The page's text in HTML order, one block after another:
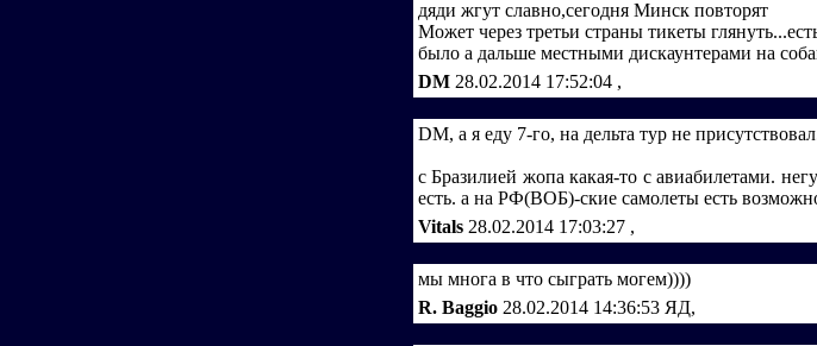
дяди жгут славно,сегодня Минск повторят
Может через третьи страны тикеты
было а дальше местными дискаунтерами на
DM 28.02.2014 17:52:04 ,
DM, а я еду 7-го, на дельта тур не
с Бразилией жопа какая-то с авиабилетами.
есть. а на РФ(ВОБ)-ские самолеты есть
Vitals 28.02.2014 17:03:27 ,
мы многа в что сыграть могем))))
R. Baggio 28.02.2014 14:36:53 ЯД,